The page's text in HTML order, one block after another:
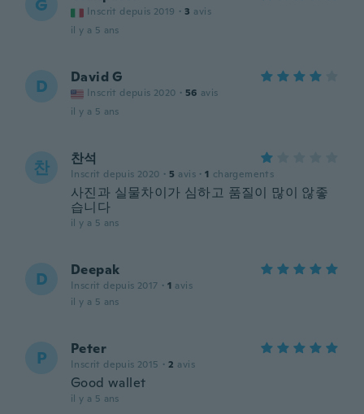
G Inscrit depuis 2019 · 3 avis
il y a 5 ans
D David G
Inscrit depuis 2020 · 56 avis
il y a 5 ans
찬 찬석
Inscrit depuis 2020 · 5 avis · 1 chargements
사진과 실물차이가 심하고 품질이 많이 않좋
습니다
il y a 5 ans
D Deepak
Inscrit depuis 2017 · 1 avis
il y a 5 ans
P Peter
Inscrit depuis 2015 · 2 avis
Good wallet
il y a 5 ans